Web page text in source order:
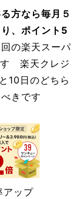
方なら毎月５
、ポイント5
の楽天スーパ
す 楽天クレジ
10日のどちら
きです
アップ